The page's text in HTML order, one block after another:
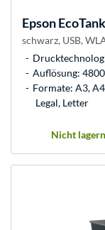
Epson
schwarz, USB,
Auflösung:
Formate: A3,
Legal, Letter
Nicht